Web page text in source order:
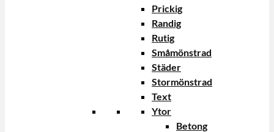
Prickig
Randig
Rutig
Småmönstrad
Städer
Stormönstrad
Text
Ytor
Betong